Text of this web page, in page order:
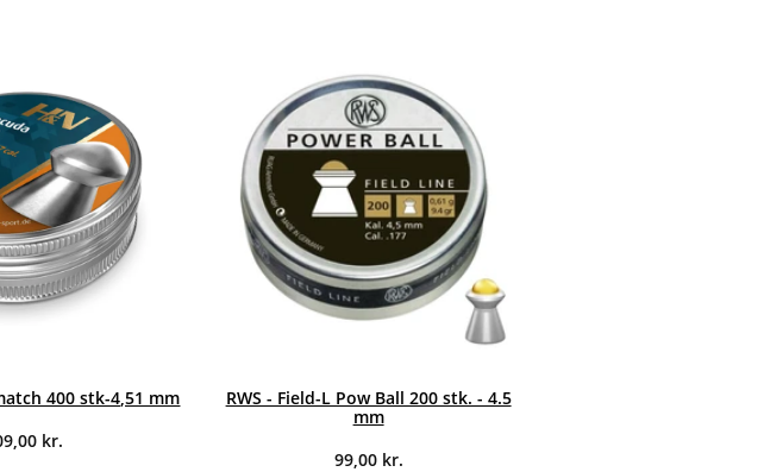
400 stk-4,51 mm
kr.
RWS - Field-L Pow Ball 200 stk. - 4.5
mm
99,00 kr.